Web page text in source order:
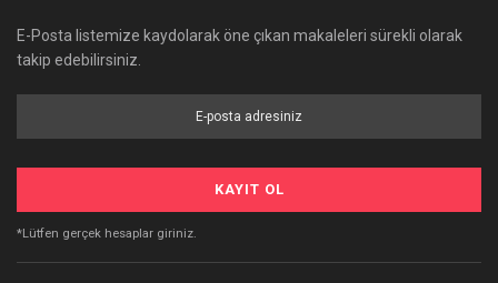
E-Posta listemize kaydolarak öne çıkan makaleleri sürekli olarak
takip edebilirsiniz.
*Lütfen gerçek hesaplar giriniz.